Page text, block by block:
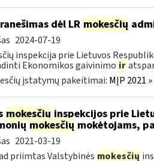
dėl LR mokesčių
2024-07-19
inspekcija prie Lietuvos
Ekonomikos gaivinimo ir
įstatymų pakeitimai: MĮP 2021
mokesčiųinspekcijos prie
mokesčių mokėtojams,
2021-03-19
priimtas Valstybinės mokesčių